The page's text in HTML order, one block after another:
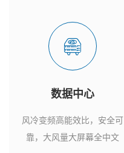
数据中心
风冷变频高能效比，安全可
靠，大风量大屏幕全中文